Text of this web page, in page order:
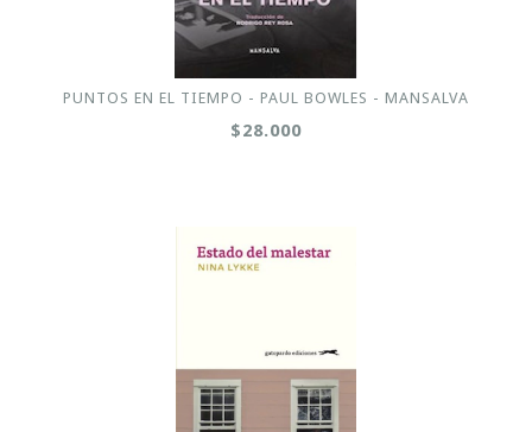
PUNTOS EN EL TIEMPO - PAUL BOWLES - MANSALVA
$28.000